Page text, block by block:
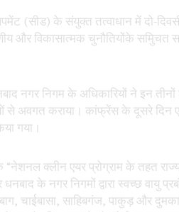
(सीड) के संयुक्त तत्वाधान में दो-
और विकासात्मक चुनौतियोंके समिुचत
निगम के अधिकारियों ने इन तीनों
अवगत कराया। कांफ्रेंस के दूसरे दिन
गया।
“नेशनल क्लीन एयर प्रोग्राम के तहत
के नगर निगमों द्वारा स्वच्छ
चाईबासा, साहिबगंज, पाकुड़ और